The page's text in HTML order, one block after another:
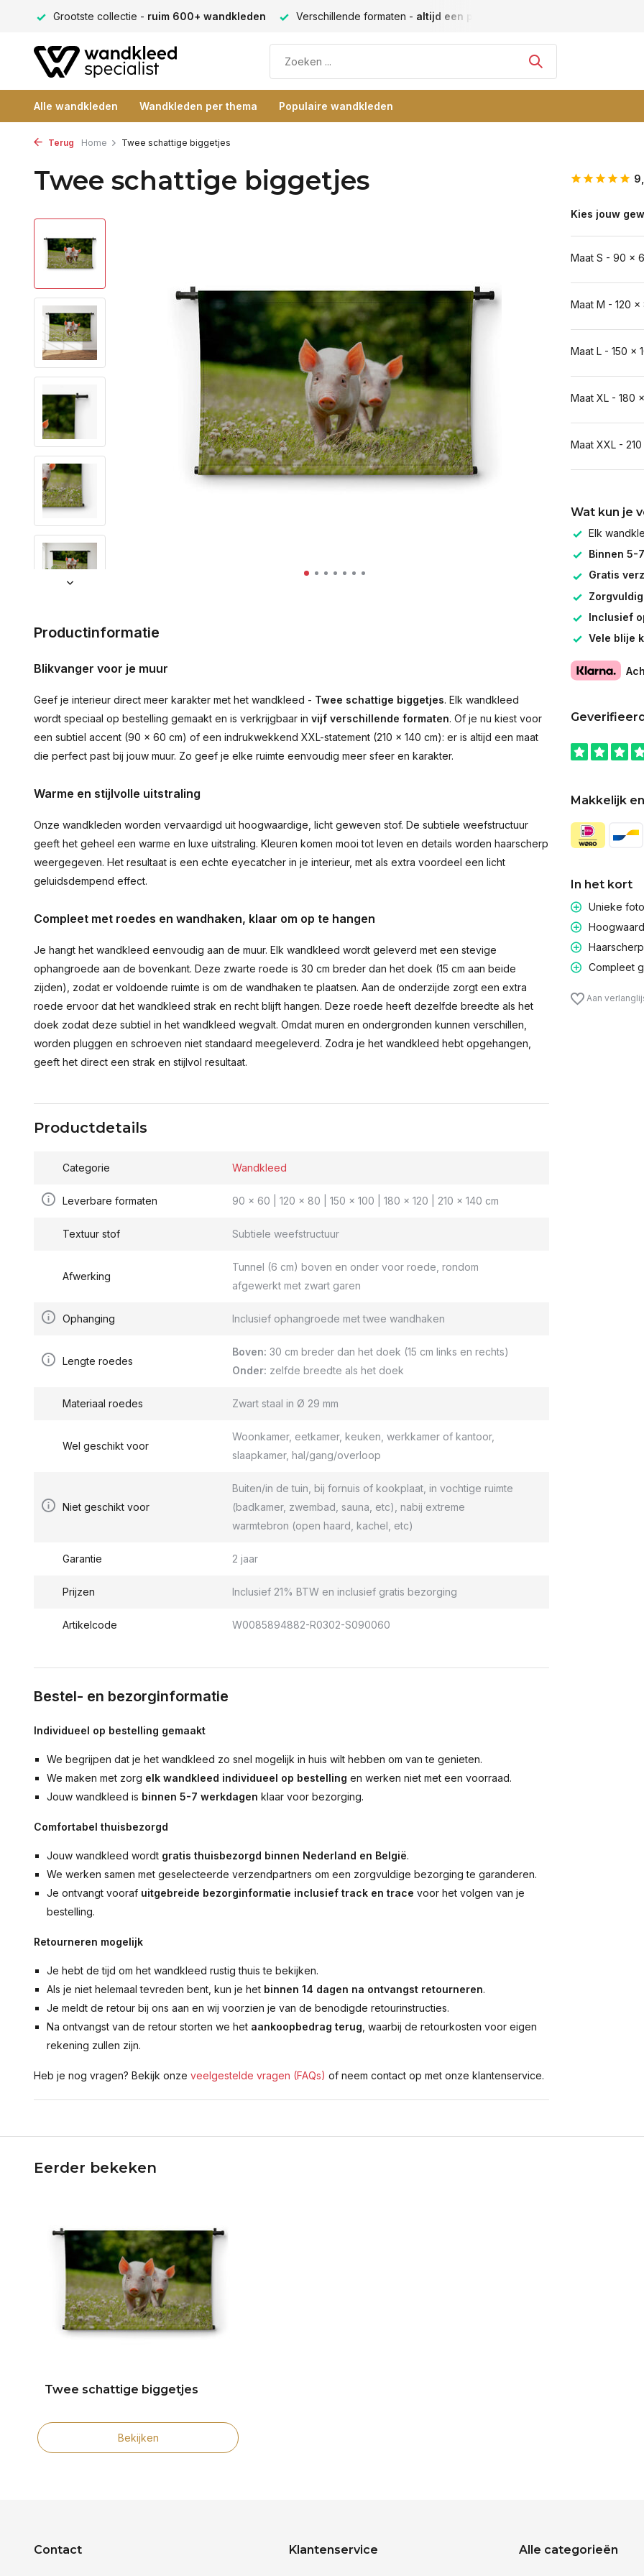
Grootste collectie - ruim 600+ wandkleden Verschillende formaten - altijd een passende maat
Alle wandkleden Wandkleden per thema Populaire wandkleden
Terug Home Twee schattige biggetjes
Twee schattige biggetjes
Productinformatie
Blikvanger voor je muur
Geef je interieur direct meer karakter met het wandkleed - Twee schattige biggetjes. Elk wandkleed
wordt speciaal op bestelling gemaakt en is verkrijgbaar in vijf verschillende formaten. Of je nu kiest voor
een subtiel accent (90 × 60 cm) of een indrukwekkend XXL-statement (210 × 140 cm): er is altijd een maat
die perfect past bij jouw muur. Zo geef je elke ruimte eenvoudig meer sfeer en karakter.
Warme en stijlvolle uitstraling
Onze wandkleden worden vervaardigd uit hoogwaardige, licht geweven stof. De subtiele weefstructuur
geeft het geheel een warme en luxe uitstraling. Kleuren komen mooi tot leven en details worden haarscherp
weergegeven. Het resultaat is een echte eyecatcher in je interieur, met als extra voordeel een licht
geluidsdempend effect.
Compleet met roedes en wandhaken, klaar om op te hangen
Je hangt het wandkleed eenvoudig aan de muur. Elk wandkleed wordt geleverd met een stevige
ophangroede aan de bovenkant. Deze zwarte roede is 30 cm breder dan het doek (15 cm aan beide
zijden), zodat er voldoende ruimte is om de wandhaken te plaatsen. Aan de onderzijde zorgt een extra
roede ervoor dat het wandkleed strak en recht blijft hangen. Deze roede heeft dezelfde breedte als het
doek zodat deze subtiel in het wandkleed wegvalt. Omdat muren en ondergronden kunnen verschillen,
worden pluggen en schroeven niet standaard meegeleverd. Zodra je het wandkleed hebt opgehangen,
geeft het direct een strak en stijlvol resultaat.
Productdetails
Categorie Wandkleed
Leverbare formaten 90 x 60 | 120 x 80 | 150 x 100 | 180 x 120 | 210 x 140 cm
Textuur stof Subtiele weefstructuur
Afwerking
Tunnel (6 cm) boven en onder voor roede, rondom
afgewerkt met zwart garen
Ophanging Inclusief ophangroede met twee wandhaken
Lengte roedes
Boven: 30 cm breder dan het doek (15 cm links en rechts)
Onder: zelfde breedte als het doek
Materiaal roedes Zwart staal in Ø 29 mm
Wel geschikt voor
Woonkamer, eetkamer, keuken, werkkamer of kantoor,
slaapkamer, hal/gang/overloop
Niet geschikt voor
Buiten/in de tuin, bij fornuis of kookplaat, in vochtige ruimte
(badkamer, zwembad, sauna, etc), nabij extreme
warmtebron (open haard, kachel, etc)
Garantie 2 jaar
Prijzen Inclusief 21% BTW en inclusief gratis bezorging
Artikelcode W0085894882-R0302-S090060
Bestel- en bezorginformatie
Individueel op bestelling gemaakt
We begrijpen dat je het wandkleed zo snel mogelijk in huis wilt hebben om van te genieten.
We maken met zorg elk wandkleed individueel op bestelling en werken niet met een voorraad.
Jouw wandkleed is binnen 5-7 werkdagen klaar voor bezorging.
Comfortabel thuisbezorgd
Jouw wandkleed wordt gratis thuisbezorgd binnen Nederland en België.
We werken samen met geselecteerde verzendpartners om een zorgvuldige bezorging te garanderen.
Je ontvangt vooraf uitgebreide bezorginformatie inclusief track en trace voor het volgen van je
bestelling.
Retourneren mogelijk
Je hebt de tijd om het wandkleed rustig thuis te bekijken.
Als je niet helemaal tevreden bent, kun je het binnen 14 dagen na ontvangst retourneren.
Je meldt de retour bij ons aan en wij voorzien je van de benodigde retourinstructies.
Na ontvangst van de retour storten we het aankoopbedrag terug , waarbij de retourkosten voor eigen
rekening zullen zijn.
Heb je nog vragen? Bekijk onze veelgestelde vragen (FAQs) of neem contact op met onze klantenservice.
Kies jouw
Maat S - 90 x
Maat M - 120 x
Maat L - 150 x
Maat XL - 180
Maat XXL -
Wat kun je
Elk
Binnen 5-
Gratis
Inclusief
Vele blije
Makkelijk
In het kort
Unieke
Compleet
Aan
Eerder bekeken
Twee schattige biggetjes
Bekijken
Contact Klantenservice Alle categorieën